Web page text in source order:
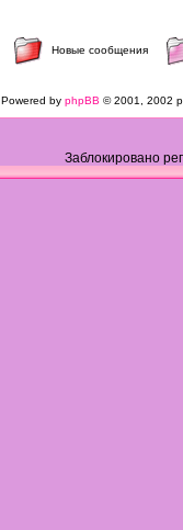
Новые сообщения
Powered by phpBB © 2001, 2002
Заблокировано